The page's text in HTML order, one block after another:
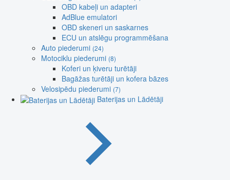
OBD kabeļi un adapteri
AdBlue emulatori
OBD skeneri un saskarnes
ECU un atslēgu programmēšana
Auto piederumi (24)
Motociklu piederumi (8)
Koferi un ķiveru turētāji
Bagāžas turētāji un kofera bāzes
Velosipēdu piederumi (7)
Baterijas un Lādētāji